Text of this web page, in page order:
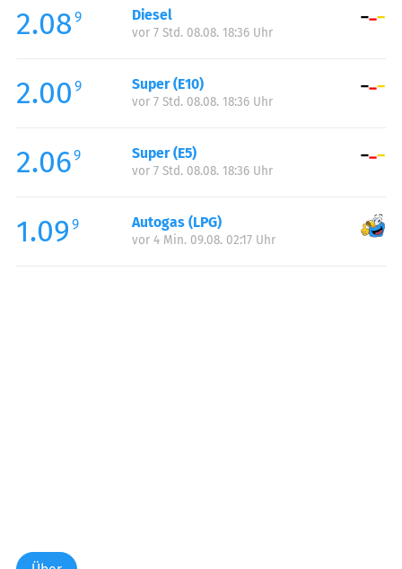
Mittwoch:
00:00-24:00
Donnerstag:
Samstag:
00:00-24:00
Sonntag:
2.08 9 Diesel
vor 7 Std. 08.08. 18:36 Uhr
2.00 9 Super (E10)
vor 7 Std. 08.08. 18:36 Uhr
2.069 Super (E5)
vor 7 Std. 08.08. 18:36 Uhr
1.09 9 Autogas (LPG)
vor 4 Min. 09.08. 02:17 Uhr